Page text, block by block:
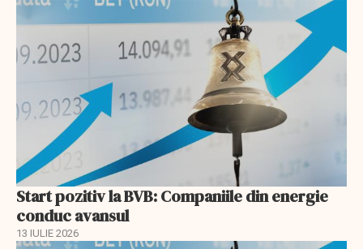
Start pozitiv la BVB: Companiile din energie
conduc avansul
13 IULIE 2026